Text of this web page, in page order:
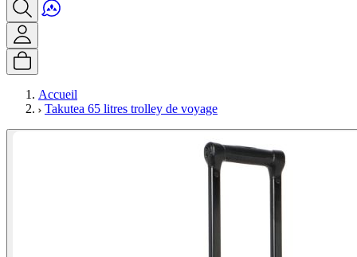
Accueil
Takutea 65 litres trolley de voyage